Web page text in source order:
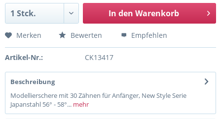
In den Warenkorb
Merken Bewerten Empfehlen
Artikel-Nr.: CK13417
Beschreibung
Modellierschere mit 30 Zähnen für Anfänger, New Style Serie
Japanstahl 56° - 58°... mehr